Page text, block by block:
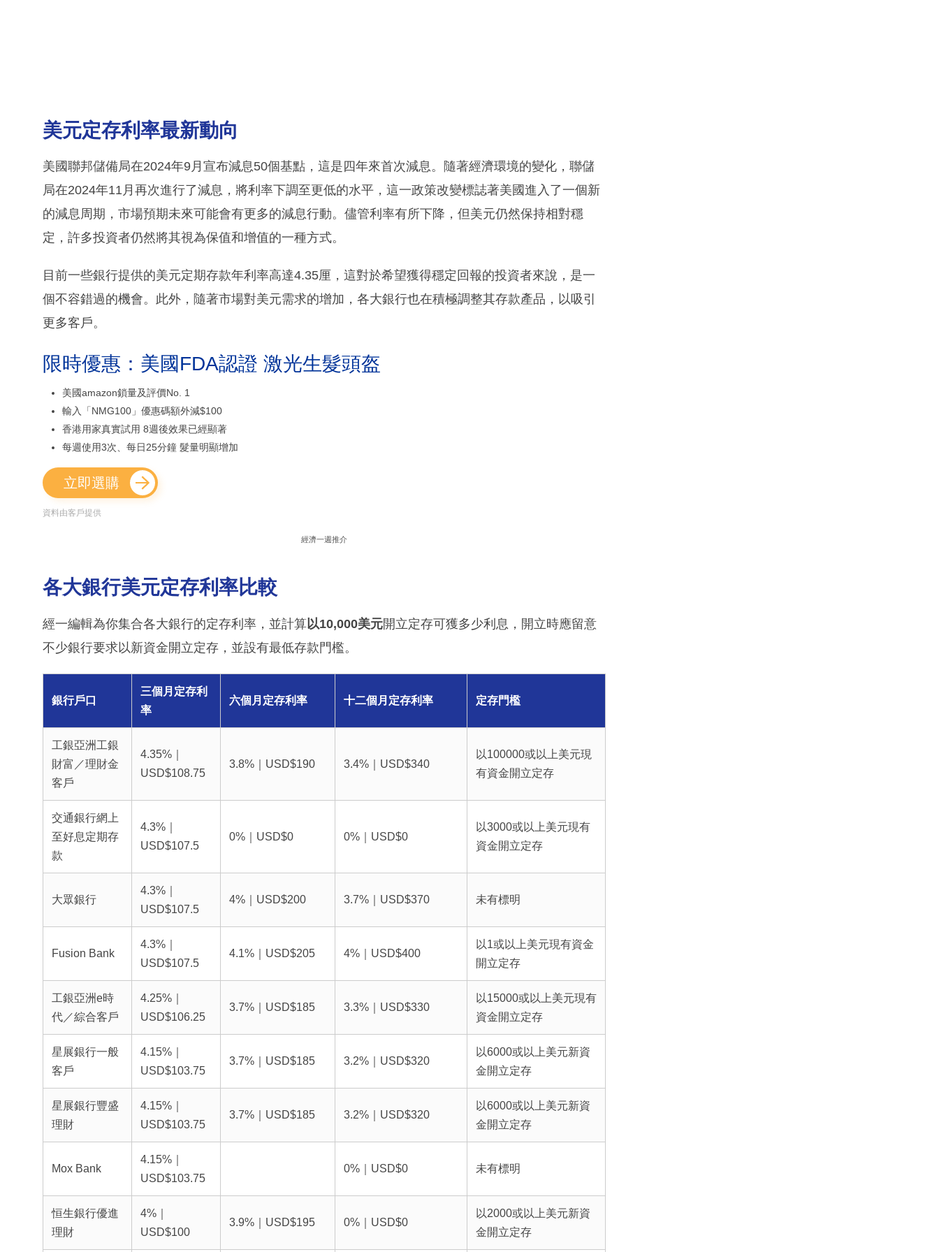
美元定存利率最新動向
美國聯邦儲備局在2024年9月宣布減息50個基點，這是四年來首次減息。隨著經濟環境的變化，聯儲
局在2024年11月再次進行了減息，將利率下調至更低的水平，這一政策改變標誌著美國進入了一個新
的減息周期，市場預期未來可能會有更多的減息行動。儘管利率有所下降，但美元仍然保持相對穩
定，許多投資者仍然將其視為保值和增值的一種方式。
目前一些銀行提供的美元定期存款年利率高達4.35厘，這對於希望獲得穩定回報的投資者來說，是一
個不容錯過的機會。此外，隨著市場對美元需求的增加，各大銀行也在積極調整其存款產品，以吸引
更多客戶。
限時優惠：美國FDA認證 激光生髮頭盔
美國amazon鎖量及評價No. 1
輸入「NMG100」優惠碼額外減$100
香港用家真實試用 8週後效果已經顯著
每週使用3次、每日25分鐘 髮量明顯增加
立即選購
資料由客戶提供
經濟一週推介
各大銀行美元定存利率比較
經一編輯為你集合各大銀行的定存利率，並計算以10,000美元開立定存可獲多少利息，開立時應留意
不少銀行要求以新資金開立定存，並設有最低存款門檻。
銀行戶口
三個月定存利
率
六個月定存利率 十二個月定存利率 定存門檻
工銀亞洲工銀
財富／理財金
客戶
4.35%｜
USD$108.75
3.8%｜USD$190 3.4%｜USD$340
以100000或以上美元現
有資金開立定存
交通銀行網上
至好息定期存
款
4.3%｜
USD$107.5
0%｜USD$0 0%｜USD$0
以3000或以上美元現有
資金開立定存
大眾銀行
4.3%｜
USD$107.5
4%｜USD$200 3.7%｜USD$370 未有標明
Fusion Bank
4.3%｜
USD$107.5
4.1%｜USD$205 4%｜USD$400
以1或以上美元現有資金
開立定存
工銀亞洲e時
代／綜合客戶
4.25%｜
USD$106.25
3.7%｜USD$185 3.3%｜USD$330
以15000或以上美元現有
資金開立定存
星展銀行一般
客戶
4.15%｜
USD$103.75
3.7%｜USD$185 3.2%｜USD$320
以6000或以上美元新資
金開立定存
星展銀行豐盛
理財
4.15%｜
USD$103.75
3.7%｜USD$185 3.2%｜USD$320
以6000或以上美元新資
金開立定存
Mox Bank
4.15%｜
USD$103.75
0%｜USD$0 未有標明
恒生銀行優進
理財
4%｜
USD$100
3.9%｜USD$195 0%｜USD$0
以2000或以上美元新資
金開立定存